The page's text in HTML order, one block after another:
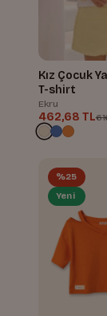
Kız Çocuk
T-shirt
Ekru
462,68 TL
%25
Yeni